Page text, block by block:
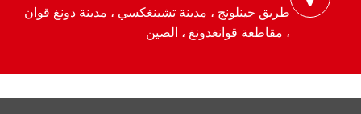
طريق جينلونج ، مدينة تشينغكسي ، مدينة دونغ قوان
، مقاطعة قوانغدونغ ، الصين